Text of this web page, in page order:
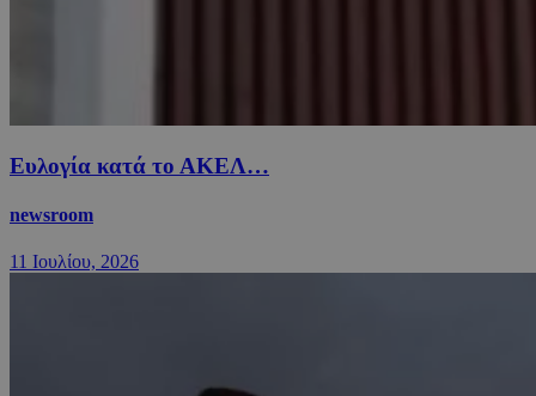
Ευλογία κατά το ΑΚΕΛ…
newsroom
11 Ιουλίου, 2026